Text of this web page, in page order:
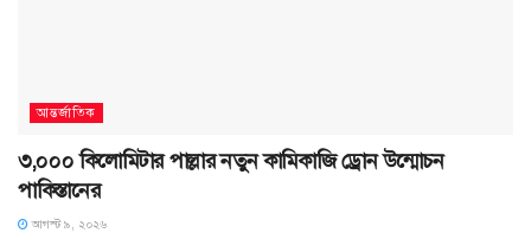
আন্তর্জাতিক
৩,০০০ কিলোমিটার পাল্লার নতুন কামিকাজি ড্রোন উন্মোচন
পাকিস্তানের
আগস্ট ৯, ২০২৬